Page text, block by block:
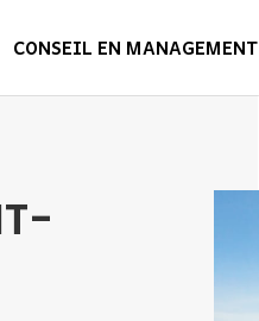
CONSEIL EN MANAGEMENT